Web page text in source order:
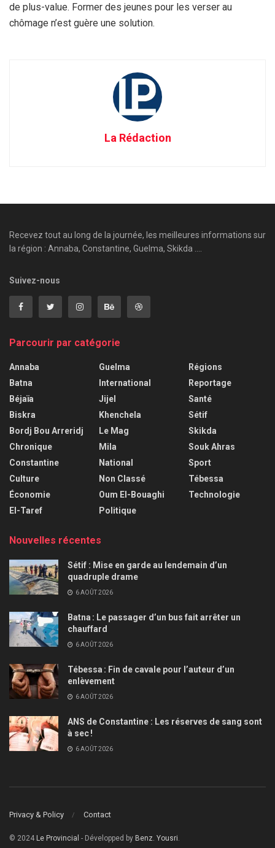
de plus-value. Former des jeunes pour les verser au
chômage n’est guère une solution.
La Rédaction
Recevez tout au long de la journée, les meilleures informations sur
la région : Annaba, Constantine, Guelma, Skikda ....
Suivez-nous
Parcourir par catégorie
Annaba
Batna
Béjaïa
Biskra
Bordj Bou Arreridj
Chronique
Constantine
Culture
Économie
El-Taref
Guelma
International
Jijel
Khenchela
Le Mag
Mila
National
Non Classé
Oum El-Bouaghi
Politique
Régions
Reportage
Santé
Sétif
Skikda
Souk Ahras
Sport
Tébessa
Technologie
Nouvelles récentes
Sétif : Mise en garde au lendemain d’un
quadruple drame
6 AOÛT 2026
Batna : Le passager d’un bus fait arrêter un
chauffard
6 AOÛT 2026
Tébessa : Fin de cavale pour l’auteur d’un
enlèvement
6 AOÛT 2026
ANS de Constantine : Les réserves de sang sont
à sec !
6 AOÛT 2026
Privacy & Policy Contact
© 2024 Le Provincial - Développed by Benz. Yousri.